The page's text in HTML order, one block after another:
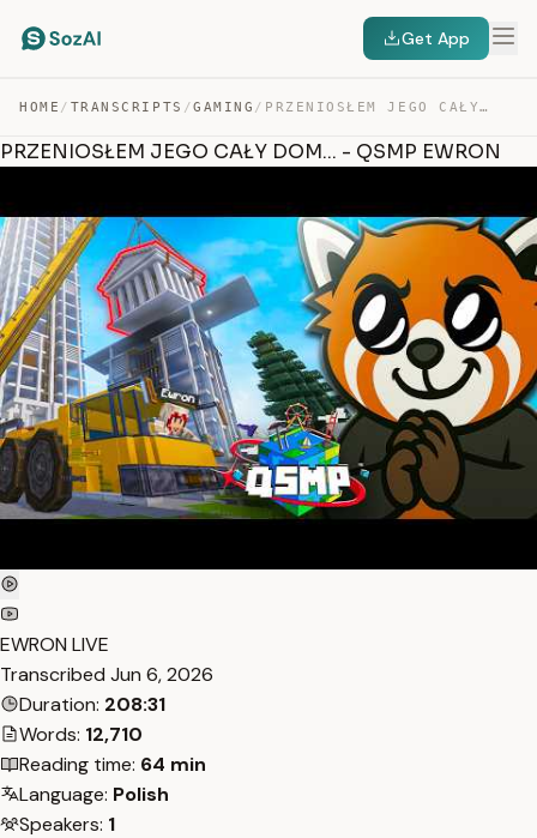
Get App
HOME / TRANSCRIPTS /GAMING / PRZENIOSŁEM JEGO CAŁY DOM… – QSMP EWRON — TRANSCRIPT
PRZENIOSŁEM JEGO CAŁY DOM... - QSMP EWRON
EWRON LIVE
Transcribed Jun 6, 2026
Duration: 208:31
Words: 12,710
Reading time: 64 min
Language: Polish
Speakers: 1